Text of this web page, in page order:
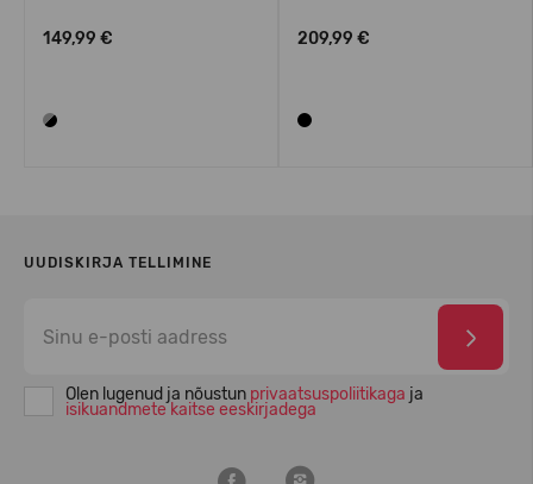
149,99 € 209,99 €
UUDISKIRJA TELLIMINE
Olen lugenud ja nõustun privaatsuspoliitikaga ja
isikuandmete kaitse eeskirjadega